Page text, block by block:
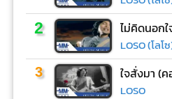
2 ไม่คิดนอก
LOSO (โลโ
3 ใจสั่งมา (
LOSO